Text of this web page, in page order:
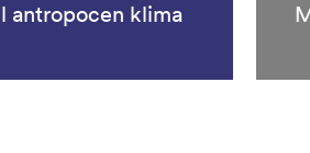
antropocen klima